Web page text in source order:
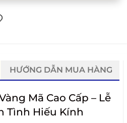
HƯỚNG DẪN MUA HÀNG
Mã Cao Cấp – Lễ
Tình Hiếu Kính